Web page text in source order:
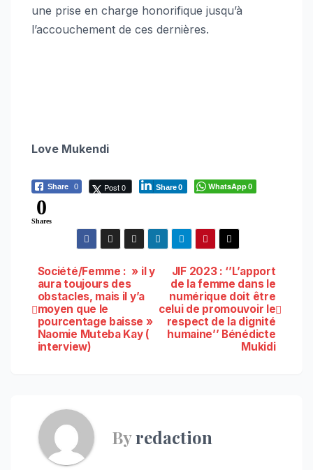
une prise en charge honorifique jusqu’à
l’accouchement de ces dernières.
Love Mukendi
Share 0 Post 0 Share0 WhatsApp0
0
Shares
Navigation
de
l’article
JIF 2023 : ‘’L’apport
de la femme dans le
numérique doit être
celui de promouvoir le
respect de la dignité
humaine’’ Bénédicte
Mukidi
Société/Femme : » il y
aura toujours des
obstacles, mais il y’a
moyen que le
pourcentage baisse »
Naomie Muteba Kay (
interview)
Byredaction